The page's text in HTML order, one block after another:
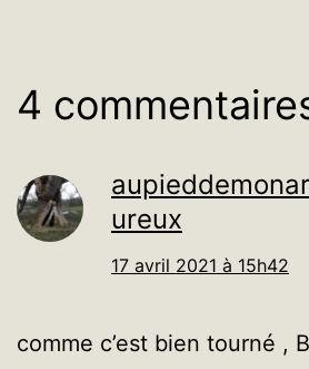
4
ureux
17 avril 2021 à 15h42
comme c’est bien tourné ,